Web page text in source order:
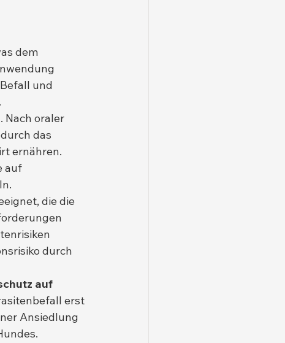
dem
und
. Nach oraler
das
ernähren.
auf
die die
durch
auf
erst
Ansiedlung